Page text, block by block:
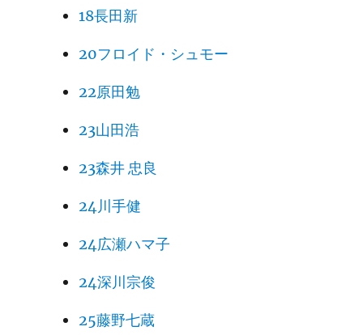
18長田新
20フロイド・シュモー
22原田勉
23山田浩
23森井 忠良
24川手健
24広瀬ハマ子
24深川宗俊
25藤野七蔵